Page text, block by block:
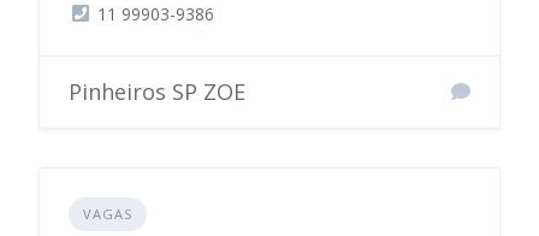
11 99903-9386
Pinheiros SP ZOE
VAGAS